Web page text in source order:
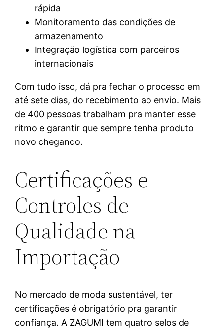
rápida
Monitoramento das condições de
armazenamento
Integração logística com parceiros
internacionais
Com tudo isso, dá pra fechar o processo em
até sete dias, do recebimento ao envio. Mais
de 400 pessoas trabalham pra manter esse
ritmo e garantir que sempre tenha produto
novo chegando.
Certificações e
Controles de
Qualidade na
Importação
No mercado de moda sustentável, ter
certificações é obrigatório pra garantir
confiança. A ZAGUMI tem quatro selos de